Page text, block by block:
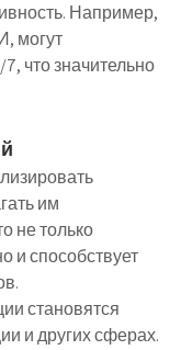
Например,
могут
что значительно
им
не только
и способствует
становятся
и других сферах.